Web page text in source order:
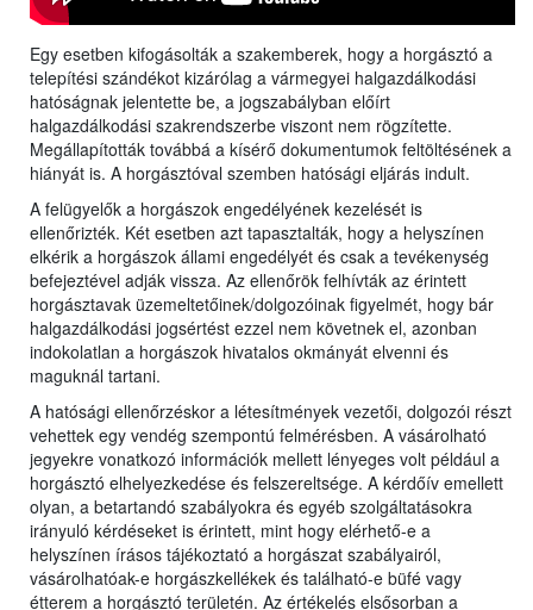
Egy esetben kifogásolták a szakemberek, hogy a horgásztó a
telepítési szándékot kizárólag a vármegyei halgazdálkodási
hatóságnak jelentette be, a jogszabályban előírt
halgazdálkodási szakrendszerbe viszont nem rögzítette.
Megállapították továbbá a kísérő dokumentumok feltöltésének a
hiányát is. A horgásztóval szemben hatósági eljárás indult.
A felügyelők a horgászok engedélyének kezelését is
ellenőrizték. Két esetben azt tapasztalták, hogy a helyszínen
elkérik a horgászok állami engedélyét és csak a tevékenység
befejeztével adják vissza. Az ellenőrök felhívták az érintett
horgásztavak üzemeltetőinek/dolgozóinak figyelmét, hogy bár
halgazdálkodási jogsértést ezzel nem követnek el, azonban
indokolatlan a horgászok hivatalos okmányát elvenni és
maguknál tartani.
A hatósági ellenőrzéskor a létesítmények vezetői, dolgozói részt
vehettek egy vendég szempontú felmérésben. A vásárolható
jegyekre vonatkozó információk mellett lényeges volt például a
horgásztó elhelyezkedése és felszereltsége. A kérdőív emellett
olyan, a betartandó szabályokra és egyéb szolgáltatásokra
irányuló kérdéseket is érintett, mint hogy elérhető-e a
helyszínen írásos tájékoztató a horgászat szabályairól,
vásárolhatóak-e horgászkellékek és található-e büfé vagy
étterem a horgásztó területén. Az értékelés elsősorban a